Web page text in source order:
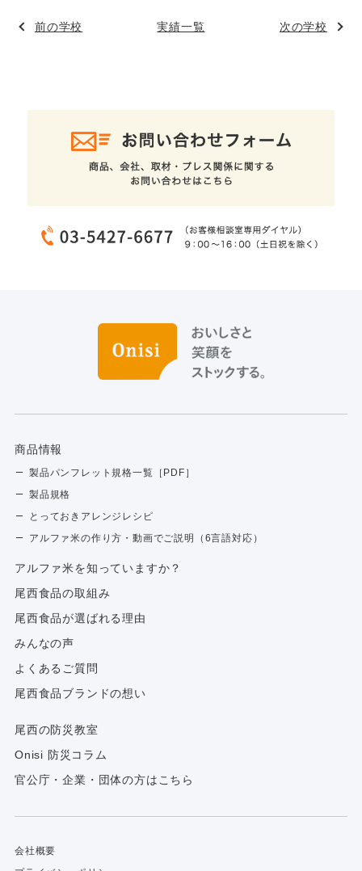
前の学校 実績一覧 次の学校
商品情報
製品パンフレット規格一覧［PDF］
製品規格
とっておきアレンジレシピ
アルファ米の作り方・動画でご説明（6言語対応）
アルファ⽶を知っていますか？
尾西食品の取組み
尾西食品が選ばれる理由
みんなの声
よくあるご質問
尾西食品ブランドの想い
尾西の防災教室
Onisi 防災コラム
官公庁・企業・団体の方はこちら
会社概要